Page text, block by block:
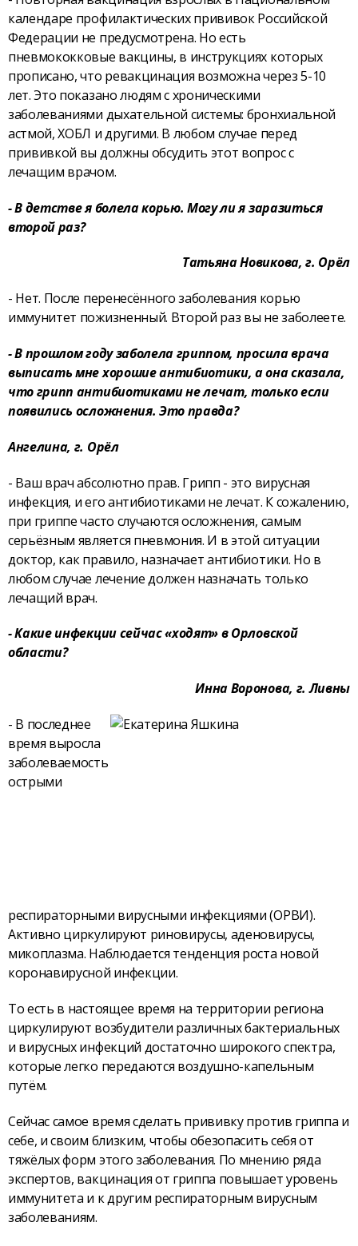
календаре профилактических прививок Российской
Федерации не предусмотрена. Но есть
пневмококковые вакцины, в инструкциях которых
прописано, что ревакцинация возможна через 5-10
лет. Это показано людям с хроническими
заболеваниями дыхательной системы: бронхиальной
астмой, ХОБЛ и другими. В любом случае перед
прививкой вы должны обсудить этот вопрос с
лечащим врачом.
- В детстве я болела корью. Могу ли я заразиться
второй раз?
Татьяна Новикова, г. Орёл
- Нет. После перенесённого заболевания корью
иммунитет пожизненный. Второй раз вы не заболеете.
- В прошлом году заболела гриппом, просила врача
выписать мне хорошие антибиотики, а она сказала,
что грипп антибиотиками не лечат, только если
появились осложнения. Это правда?
Ангелина, г. Орёл
- Ваш врач абсолютно прав. Грипп - это вирусная
инфекция, и его антибиотиками не лечат. К сожалению,
при гриппе часто случаются осложнения, самым
серьёзным является пневмония. И в этой ситуации
доктор, как правило, назначает антибиотики. Но в
любом случае лечение должен назначать только
лечащий врач.
- Какие инфекции сейчас «ходят» в Орловской
области?
Инна Воронова, г. Ливны
- В последнее
время выросла
заболеваемость
острыми
респираторными вирусными инфекциями (ОРВИ).
Активно циркулируют риновирусы, аденовирусы,
микоплазма. Наблюдается тенденция роста новой
коронавирусной инфекции.
То есть в настоящее время на территории региона
циркулируют возбудители различных бактериальных
и вирусных инфекций достаточно широкого спектра,
которые легко передаются воздушно-капельным
путём.
Сейчас самое время сделать прививку против гриппа и
себе, и своим близким, чтобы обезопасить себя от
тяжёлых форм этого заболевания. По мнению ряда
экспертов, вакцинация от гриппа повышает уровень
иммунитета и к другим респираторным вирусным
заболеваниям.